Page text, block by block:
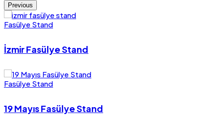
Previous
Fasülye Stand
İzmir Fasülye Stand
Fasülye Stand
19 Mayıs Fasülye Stand